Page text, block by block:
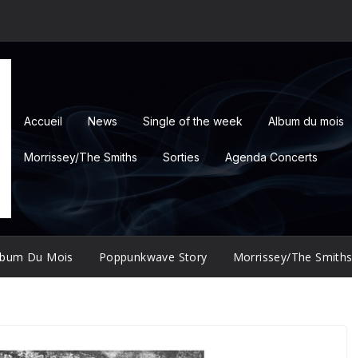
Accueil News Single of the week Album du mois
Morrissey/The Smiths Sorties Agenda Concerts
Du Mois Poppunkwave Story Morrissey/The Smiths